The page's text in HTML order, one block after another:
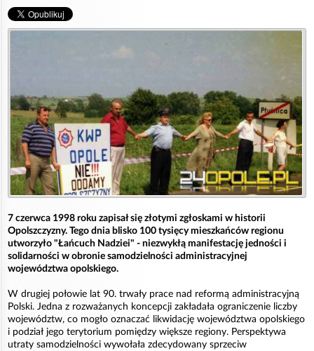
7 czerwca 1998 roku zapisał się złotymi zgłoskami w historii
Opolszczyzny. Tego dnia blisko 100 tysięcy mieszkańców regionu
utworzyło "Łańcuch Nadziei" - niezwykłą manifestację jedności i
solidarności w obronie samodzielności administracyjnej
województwa opolskiego.
W drugiej połowie lat 90. trwały prace nad reformą administracyjną
Polski. Jedna z rozważanych koncepcji zakładała ograniczenie liczby
województw, co mogło oznaczać likwidację województwa opolskiego
i podział jego terytorium pomiędzy większe regiony. Perspektywa
utraty samodzielności wywołała zdecydowany sprzeciw